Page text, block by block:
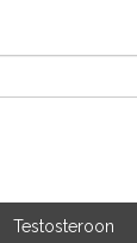
Testosteroon